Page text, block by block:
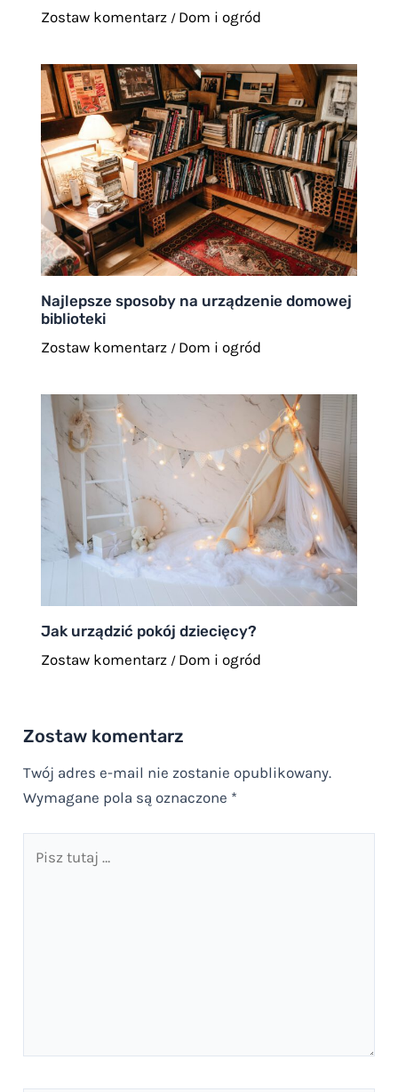
Zostaw komentarz / Dom i ogród
Najlepsze sposoby na urządzenie domowej
biblioteki
Zostaw komentarz / Dom i ogród
Jak urządzić pokój dziecięcy?
Zostaw komentarz / Dom i ogród
Zostaw komentarz
Twój adres e-mail nie zostanie opublikowany.
Wymagane pola są oznaczone *
tutaj